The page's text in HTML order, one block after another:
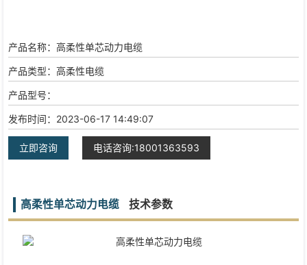
产品名称： 高柔性单芯动力电缆
产品类型： 高柔性电缆
产品型号：
发布时间： 2023-06-17 14:49:07
立即咨询 电话咨询:18001363593
高柔性单芯动力电缆 技术参数